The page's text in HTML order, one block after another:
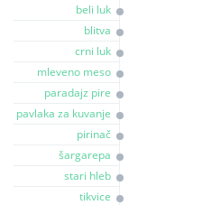
beli luk
blitva
crni luk
mleveno meso
paradajz pire
pavlaka za kuvanje
pirinač
šargarepa
stari hleb
tikvice